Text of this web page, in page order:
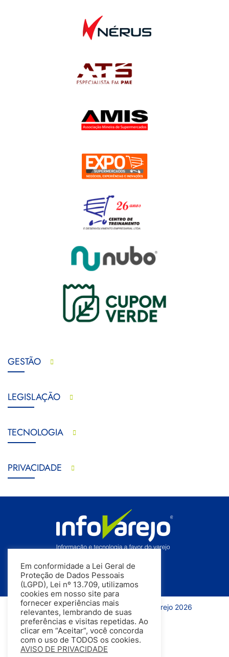
GESTÃO
LEGISLAÇÃO
TECNOLOGIA
PRIVACIDADE
Todos os direitos reservados | InfoVarejo 2026
Em conformidade a Lei Geral de
Proteção de Dados Pessoais
(LGPD), Lei nº 13.709, utilizamos
cookies em nosso site para
fornecer experiências mais
relevantes, lembrando de suas
preferências e visitas repetidas. Ao
clicar em “Aceitar”, você concorda
com o uso de TODOS os cookies.
AVISO DE PRIVACIDADE